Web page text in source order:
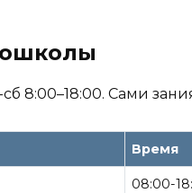
8:00–18:00. Сами
Время
08:00-